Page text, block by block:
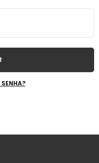
SENHA?